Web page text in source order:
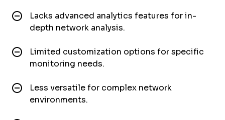
Lacks advanced analytics features for in-
depth network analysis.
Limited customization options for specific
monitoring needs.
Less versatile for complex network
environments.